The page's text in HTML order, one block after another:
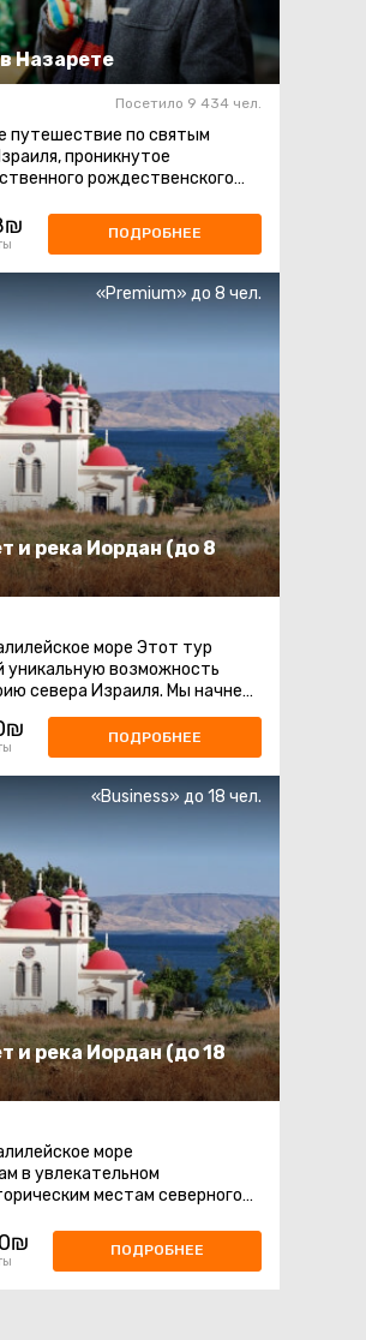
Назарете
Посетило 9 434 чел.
по святым
проникнутое
рождественского
ПОДРОБНЕЕ
и река Иордан (до 8
«Premium» до 8 чел.
море Этот тур
уникальную возможность
севера Израиля. Мы начнем
с посещения Назарета, места, где ...
ПОДРОБНЕЕ
и река Иордан (до 18
«Business» до 18 чел.
море
в увлекательном
местам северного
ПОДРОБНЕЕ